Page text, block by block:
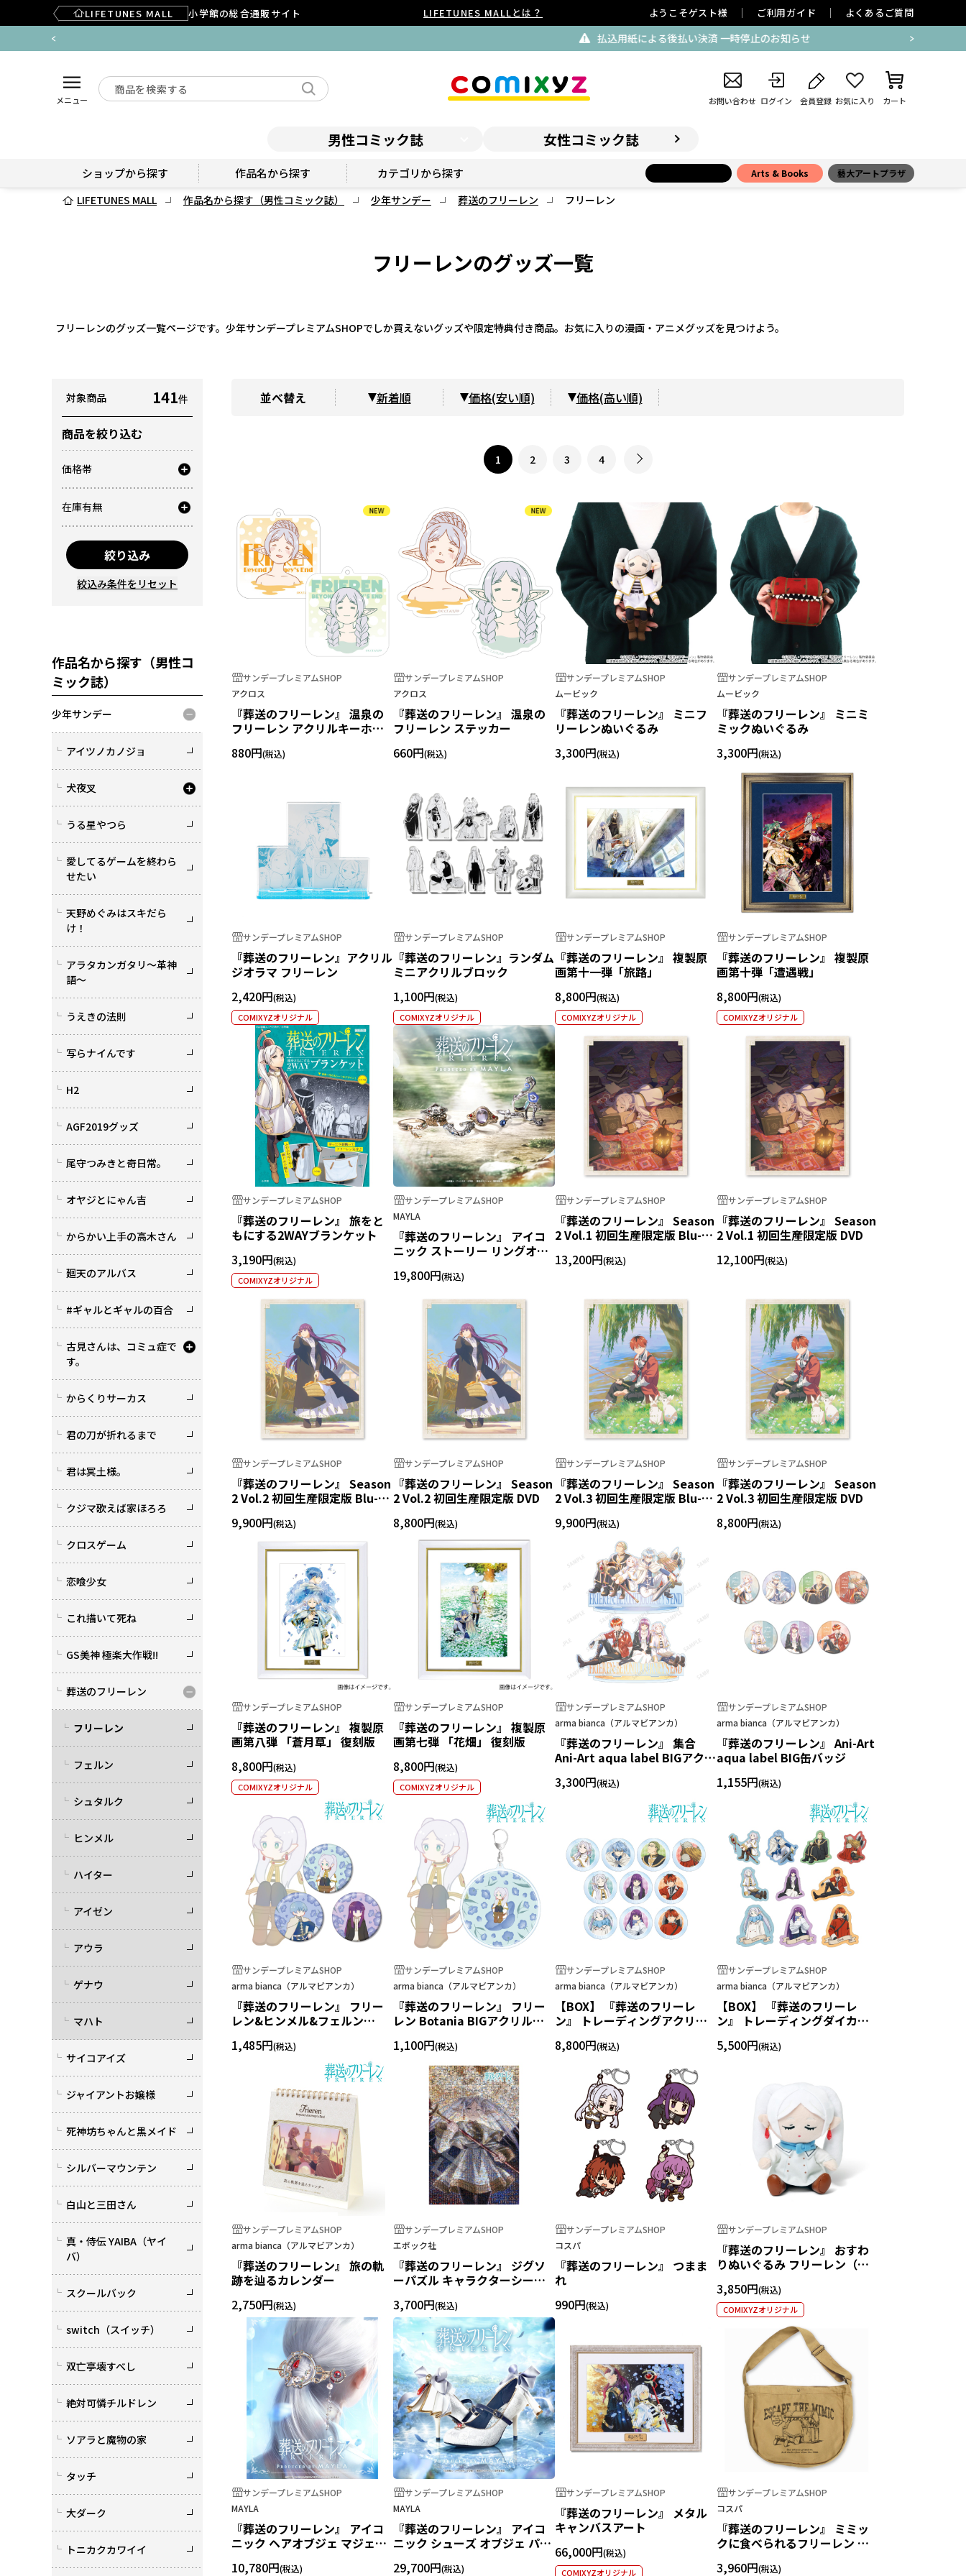
LIFETUNES MALL 小学館の総合通販サイト LIFETUNES MALLとは？ ようこそゲスト様 ご利用ガイド よくあるご質問
払込用紙による後払い決済 一時停止のお知らせ
メニュー お問い合わせ ログイン 会員登録 お気に入り カート
男性コミック誌 女性コミック誌
ショップから探す 作品名から探す カテゴリから探す Arts & Books 藝大アートプラザ
LIFETUNES MALL 作品名から探す（男性コミック誌） 少年サンデー 葬送のフリーレン フリーレン
サンデープレミアムSHOP
フリーレンのグッズ一覧
フリーレンのグッズ一覧ページです。少年サンデープレミアムSHOPでしか買えないグッズや限定特典付き商品。お気に入りの漫画・アニメグッズを見つけよう。
対象商品 141件
商品を絞り込む
価格帯
在庫有無
絞り込み
絞込み条件をリセット
作品名から探す（男性コ
ミック誌）
少年サンデー
アイツノカノジョ
犬夜叉
うる星やつら
愛してるゲームを終わら
せたい
天野めぐみはスキだら
け！
アラタカンガタリ～革神
語～
うえきの法則
写らナイんです
H2
AGF2019グッズ
尾守つみきと奇日常。
オヤジとにゃん吉
からかい上手の高木さん
廻天のアルバス
#ギャルとギャルの百合
古見さんは、コミュ症で
す。
からくりサーカス
君の刀が折れるまで
君は冥土様。
クジマ歌えば家ほろろ
クロスゲーム
恋喰少女
これ描いて死ね
GS美神 極楽大作戦!!
葬送のフリーレン
フリーレン
フェルン
シュタルク
ヒンメル
ハイター
アイゼン
アウラ
ゲナウ
マハト
サイコアイズ
ジャイアントお嬢様
死神坊ちゃんと黒メイド
シルバーマウンテン
白山と三田さん
真・侍伝 YAIBA（ヤイ
バ）
スクールバック
switch（スイッチ）
双亡亭壊すべし
絶対可憐チルドレン
ソアラと魔物の家
タッチ
大ダーク
トニカクカワイイ
並べ替え 新着順 価格(安い順) 価格(高い順)
1 2 3 4
サンデープレミアムSHOP
アクロス
『葬送のフリーレン』 温泉の
フリーレン アクリルキーホル
880円
サンデープレミアムSHOP
アクロス
『葬送のフリーレン』 温泉の
フリーレン ステッカー
660円
サンデープレミアムSHOP
ムービック
『葬送のフリーレン』 ミニフ
リーレンぬいぐるみ
3,300円
サンデープレミアムSHOP
ムービック
『葬送のフリーレン』 ミニミ
ミックぬいぐるみ
3,300円
サンデープレミアムSHOP
『葬送のフリーレン』アクリル
ジオラマ フリーレン
2,420円
COMIXYZオリジナル
サンデープレミアムSHOP
『葬送のフリーレン』ランダム
ミニアクリルブロック
1,100円
COMIXYZオリジナル
サンデープレミアムSHOP
『葬送のフリーレン』 複製原
画第十一弾「旅路」
8,800円
COMIXYZオリジナル
サンデープレミアムSHOP
『葬送のフリーレン』 複製原
画第十弾「遭遇戦」
8,800円
COMIXYZオリジナル
サンデープレミアムSHOP
『葬送のフリーレン』 旅をと
もにする2WAYブランケット
3,190円
COMIXYZオリジナル
サンデープレミアムSHOP
MAYLA
『葬送のフリーレン』 アイコ
ニック ストーリー リングオブ
19,800円
サンデープレミアムSHOP
『葬送のフリーレン』 Season
2 Vol.1 初回生産限定版 Blu-
13,200円
サンデープレミアムSHOP
『葬送のフリーレン』 Season
2 Vol.1 初回生産限定版 DVD
12,100円
サンデープレミアムSHOP
『葬送のフリーレン』 Season
2 Vol.2 初回生産限定版 Blu-
9,900円
サンデープレミアムSHOP
『葬送のフリーレン』 Season
2 Vol.2 初回生産限定版 DVD
8,800円
サンデープレミアムSHOP
『葬送のフリーレン』 Season
2 Vol.3 初回生産限定版 Blu-
9,900円
サンデープレミアムSHOP
『葬送のフリーレン』 Season
2 Vol.3 初回生産限定版 DVD
8,800円
サンデープレミアムSHOP
『葬送のフリーレン』 複製原
画第八弾 「蒼月草」 復刻版
8,800円
COMIXYZオリジナル
サンデープレミアムSHOP
『葬送のフリーレン』 複製原
画第七弾 「花畑」 復刻版
8,800円
COMIXYZオリジナル
サンデープレミアムSHOP
arma bianca（アルマビアンカ）
『葬送のフリーレン』 集合
Ani-Art aqua label BIGアクリ
3,300円
サンデープレミアムSHOP
arma bianca（アルマビアンカ）
『葬送のフリーレン』 Ani-Art
aqua label BIG缶バッジ
1,155円
サンデープレミアムSHOP
arma bianca（アルマビアンカ）
『葬送のフリーレン』 フリー
レン&ヒンメル&フェルン
1,485円
サンデープレミアムSHOP
arma bianca（アルマビアンカ）
『葬送のフリーレン』 フリー
レン Botania BIGアクリルキ
1,100円
サンデープレミアムSHOP
arma bianca（アルマビアンカ）
【BOX】 『葬送のフリーレ
ン』 トレーディングアクリル
8,800円
サンデープレミアムSHOP
arma bianca（アルマビアンカ）
【BOX】 『葬送のフリーレ
ン』 トレーディングダイカッ
5,500円
サンデープレミアムSHOP
arma bianca（アルマビアンカ）
『葬送のフリーレン』 旅の軌
跡を辿るカレンダー
2,750円
サンデープレミアムSHOP
エポック社
『葬送のフリーレン』 ジグソ
ーパズル キャラクターシーン
3,700円
サンデープレミアムSHOP
コスパ
『葬送のフリーレン』 つまま
れ
990円
サンデープレミアムSHOP
『葬送のフリーレン』 おすわ
りぬいぐるみ フリーレン（冬
3,850円
COMIXYZオリジナル
サンデープレミアムSHOP
MAYLA
『葬送のフリーレン』 アイコ
ニック ヘアオブジェ マジェス
10,780円
サンデープレミアムSHOP
MAYLA
『葬送のフリーレン』 アイコ
ニック シューズ オブジェ パン
29,700円
サンデープレミアムSHOP
『葬送のフリーレン』 メタル
キャンバスアート
66,000円
COMIXYZオリジナル
サンデープレミアムSHOP
コスパ
『葬送のフリーレン』 ミミッ
クに食べられるフリーレン ニ
KHAKI
3,960円